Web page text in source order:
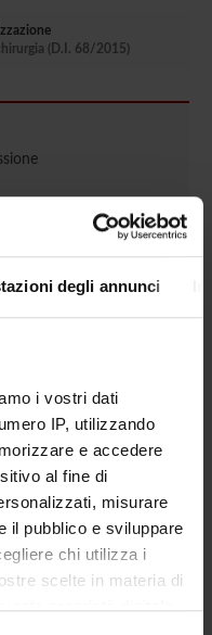
degli annunci
i vostri dati
IP, utilizzando
e accedere
al fine di
misurare
il pubblico e sviluppare
chi utilizza i
scelte in materia di
proprietà digitale
(D.I. 68/2015)